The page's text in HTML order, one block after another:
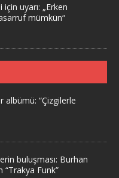
için uyarı: „Erken
mümkün“
albümü: “Çizgilerle
buluşması: Burhan
“Trakya Funk”